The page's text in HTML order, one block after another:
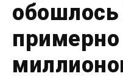
примерно